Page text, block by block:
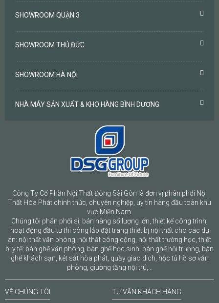
SHOWROOM QUẬN 3
SHOWROOM THỦ ĐỨC
SHOWROOM HÀ NỘI
NHÀ MÁY SẢN XUẤT & KHO HÀNG BÌNH DƯƠNG
Công Ty Cổ Phần Nội Thất Đông Sài Gòn là đơn vị phân phối Nội
Thất Hòa Phát chính thức, chuyên nghiệp, uy tín hàng đầu toàn khu
vực Miền Nam.
Chúng tôi phân phối sỉ, bán hàng số lượng lớn, thiết kế công trình,
hoạt động đầu tư thi công lắp đặt trang thiết bị nội thất cho các dự
án: nội thất văn phòng, nội thất công cộng, nội thất trường học, thiết
bị y tế: bàn ghế văn phòng, bàn ghế học sinh, bàn ghế hội trường, bàn
ghế khách sạn, két sắt hòa phát, quầy giao dịch, hộc tủ hồ sơ văn
phòng, giường tầng nội trú,...
VỀ CHÚNG TÔI TƯ VẤN KHÁCH HÀNG